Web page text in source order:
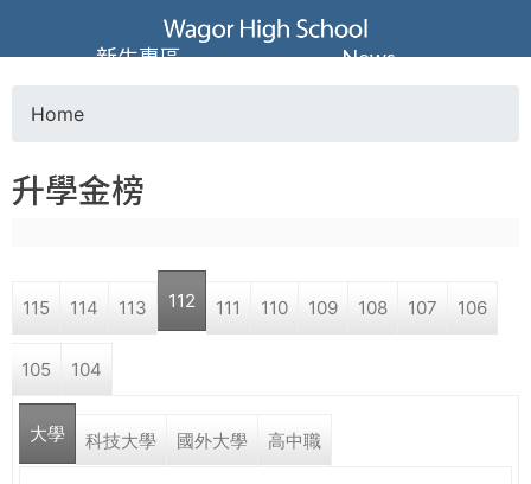
Jump to navigation
葳
格
高
學
o
a
r
e
Home
升學金榜
115 114 113 112 111 110 109 108 107 106
105 104
大學 科技大學 國外大學 高中職
新生專區 News